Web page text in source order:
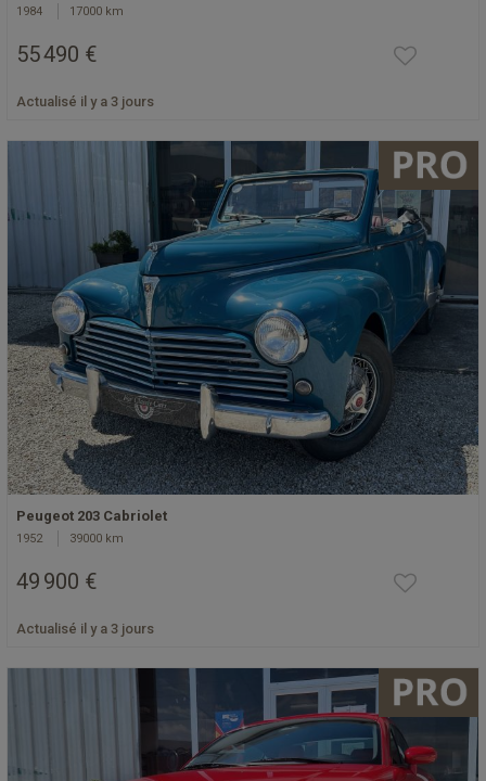
1984 17000 km
55 490 €
Actualisé il y a 3 jours
Peugeot 203 Cabriolet
1952 39000 km
49 900 €
Actualisé il y a 3 jours